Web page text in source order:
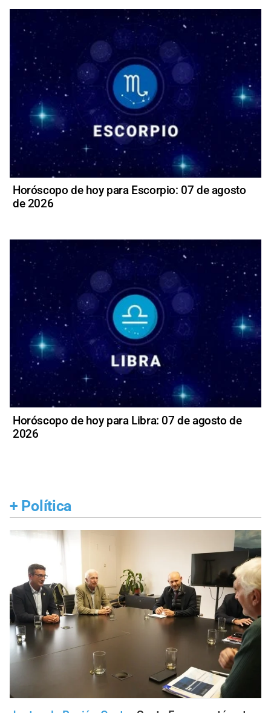
Horóscopo de hoy para Escorpio: 07 de agosto
de 2026
Horóscopo de hoy para Libra: 07 de agosto de
2026
+ Política